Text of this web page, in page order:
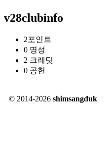
v28clubinfo
2포인트
0 명성
2 크레딧
0 공헌
© 2014-2026 shimsangduk